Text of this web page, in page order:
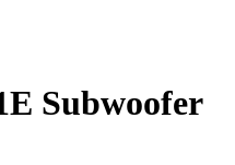
Subwoofer